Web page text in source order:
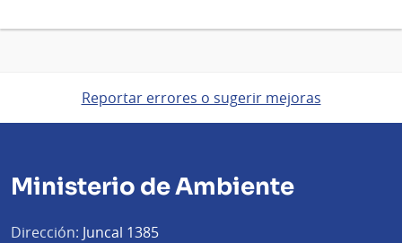
Reportar errores o sugerir mejoras
Ministerio de Ambiente
Dirección: Juncal 1385